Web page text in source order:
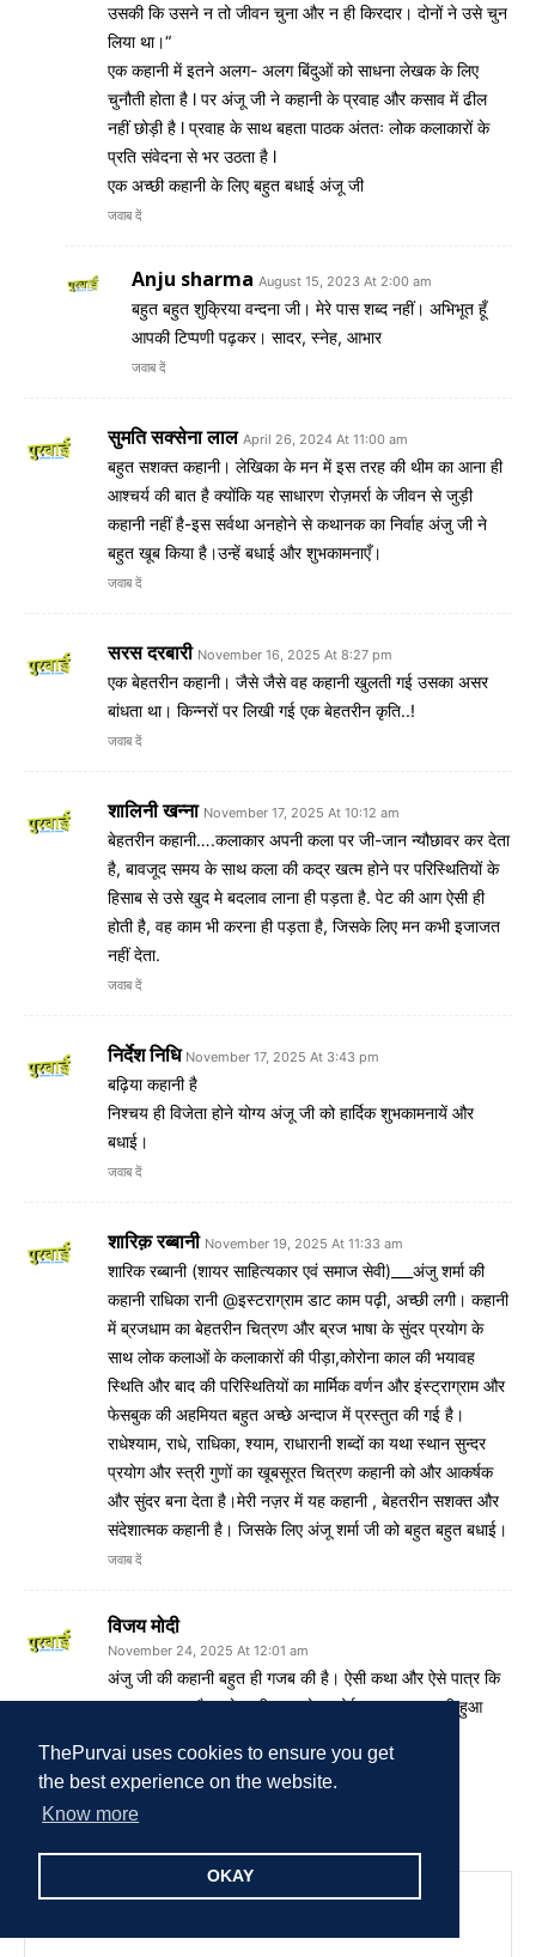
ThePurvai uses cookies to ensure you get
the best experience on the website.
Know more
OKAY
उसकी कि उसने न तो जीवन चुना और न ही किरदार। दोनों ने उसे चुन
लिया था।“
एक कहानी में इतने अलग- अलग बिंदुओं को साधना लेखक के लिए
चुनौती होता है l पर अंजू जी ने कहानी के प्रवाह और कसाव में ढील
नहीं छोड़ी है l प्रवाह के साथ बहता पाठक अंततः लोक कलाकारों के
प्रति संवेदना से भर उठता है l
एक अच्छी कहानी के लिए बहुत बधाई अंजू जी
जवाब दें
Anju sharma August 15, 2023 At 2:00 am
बहुत बहुत शुक्रिया वन्दना जी। मेरे पास शब्द नहीं। अभिभूत हूँ
आपकी टिप्पणी पढ़कर। सादर, स्नेह, आभार
जवाब दें
सुमति सक्सेना लाल April 26, 2024 At 11:00 am
बहुत सशक्त कहानी। लेखिका के मन में इस तरह की थीम का आना ही
आश्चर्य की बात है क्योंकि यह साधारण रोज़मर्रा के जीवन से जुड़ी
कहानी नहीं है-इस सर्वथा अनहोने से कथानक का निर्वाह अंजु जी ने
बहुत खूब किया है।उन्हें बधाई और शुभकामनाएँ।
जवाब दें
सरस दरबारी November 16, 2025 At 8:27 pm
एक बेहतरीन कहानी। जैसे जैसे वह कहानी खुलती गई उसका असर
बांधता था। किन्नरों पर लिखी गई एक बेहतरीन कृति..!
जवाब दें
शालिनी खन्ना November 17, 2025 At 10:12 am
बेहतरीन कहानी….कलाकार अपनी कला पर जी-जान न्यौछावर कर देता
है, बावजूद समय के साथ कला की कद्र खत्म होने पर परिस्थितियों के
हिसाब से उसे खुद मे बदलाव लाना ही पड़ता है. पेट की आग ऐसी ही
होती है, वह काम भी करना ही पड़ता है, जिसके लिए मन कभी इजाजत
नहीं देता.
जवाब दें
निर्देश निधि November 17, 2025 At 3:43 pm
बढ़िया कहानी है
निश्चय ही विजेता होने योग्य अंजू जी को हार्दिक शुभकामनायें और
बधाई।
जवाब दें
शारिक़ रब्बानी November 19, 2025 At 11:33 am
शारिक रब्बानी (शायर साहित्यकार एवं समाज सेवी)___अंजु शर्मा की
कहानी राधिका रानी @इस्टराग्राम डाट काम पढ़ी, अच्छी लगी। कहानी
में ब्रजधाम का बेहतरीन चित्रण और ब्रज भाषा के सुंदर प्रयोग के
साथ लोक कलाओं के कलाकारों की पीड़ा,कोरोना काल की भयावह
स्थिति और बाद की परिस्थितियों का मार्मिक वर्णन और इंस्ट्राग्राम और
फेसबुक की अहमियत बहुत अच्छे अन्दाज में प्रस्तुत की गई है।
राधेश्याम, राधे, राधिका, श्याम, राधारानी शब्दों का यथा स्थान सुन्दर
प्रयोग और स्त्री गुणों का खूबसूरत चित्रण कहानी को और आकर्षक
और सुंदर बना देता है।मेरी नज़र में यह कहानी , बेहतरीन सशक्त और
संदेशात्मक कहानी है। जिसके लिए अंजू शर्मा जी को बहुत बहुत बधाई।
जवाब दें
विजय मोदी
November 24, 2025 At 12:01 am
अंजु जी की कहानी बहुत ही गजब की है। ऐसी कथा और ऐसे पात्र कि
कल्पना करना और उसे सजीव रूप देना कोई आसान काम नही हुआ
जवाब दें